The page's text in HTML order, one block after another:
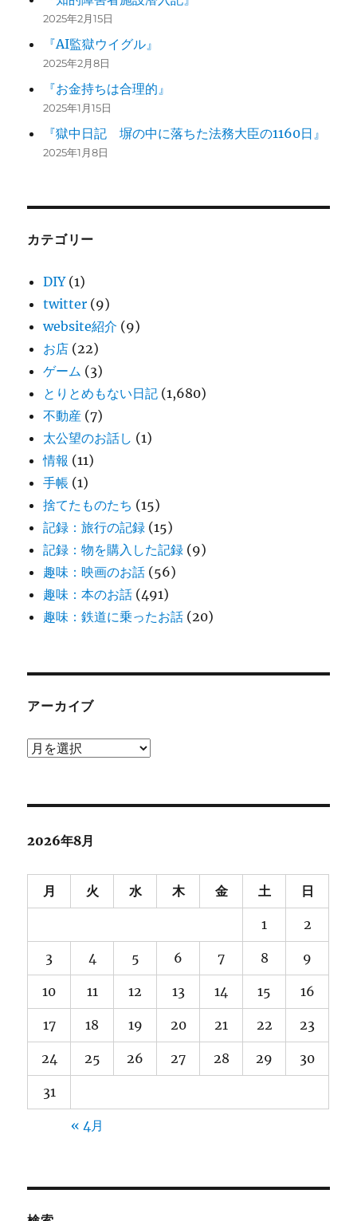
2025年2月15日
『AI監獄ウイグル』
2025年2月8日
『お金持ちは合理的』
2025年1月15日
『獄中日記 塀の中に落ちた法務大臣の1160日』
2025年1月8日
カテゴリー
DIY(1)
twitter (9)
website紹介 (9)
お店 (22)
ゲーム (3)
とりとめもない日記 (1,680)
不動産 (7)
太公望のお話し (1)
情報 (11)
手帳 (1)
捨てたものたち (15)
記録：旅行の記録 (15)
記録：物を購入した記録 (9)
趣味：映画のお話 (56)
趣味：本のお話 (491)
趣味：鉄道に乗ったお話 (20)
アーカイブ
ア
ブ
2026年8月
月 火 水 木 金 土 日
1 2
3 4 5 6 7 8 9
10 11 12 13 14 15 16
17 18 19 20 21 22 23
24 25 26 27 28 29 30
31
« 4月